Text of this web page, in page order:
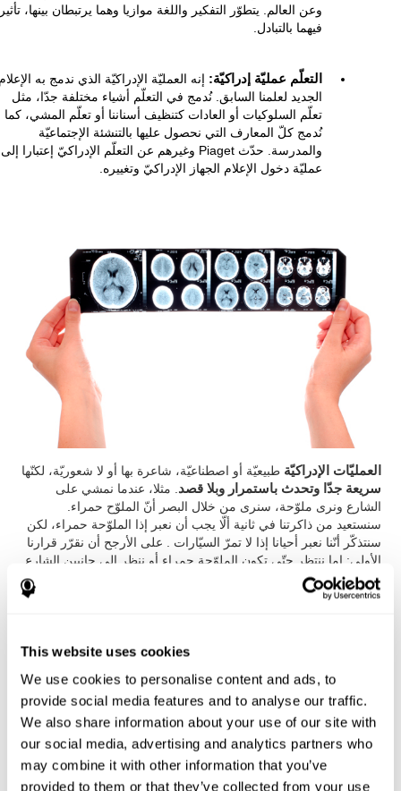
This website uses cookies
We use cookies to personalise content and ads, to
provide social media features and to analyse our traffic.
We also share information about your use of our site with
our social media, advertising and analytics partners who
may combine it with other information that you’ve
provided to them or that they’ve collected from your use
وعن العالم. يتطوّر التفكير واللغة موازيا وهما يرتبطان بينها،
فيهما بالتبادل.
التعلّم عمليّة إدراكيّة: إنه العمليّة الإدراكيّة الذي ندمج به
الجديد لعلمنا السابق. نُدمج في التعلّم أشياء مختلفة جدّا، مثل
تعلّم السلوكيات أو العادات كتنظيف أسناننا أو تعلّم المشي، كما
نُدمج كلّ المعارف التي نحصول عليها بالتنشئة الإجتماعيّة
والمدرسة. حدّث Piaget وغيرهم عن التعلّم الإدراكيّ إعتبارا إلى
عمليّة دخول الإعلام الجهاز الإدراكيّ وتغييره.
العمليّات الإدراكيّة طبيعيّة أو اصطناعيّة، شاعرة بها أو لا شعوريّة، لكنّها
سريعة جدّا وتحدث باستمرار وبلا قصد . مثلا، عندما نمشي على
الشارع ونرى ملوّحة، سنرى من خلال البصر أنّ الملوّح حمراء.
سنستعيد من ذاكرتنا في ثانية ألّا يجب أن نعبر إذا الملوّحة حمراء، لكن
سنتذكّر أنّنا نعبر أحيانا إذا لا تمرّ السيّارات . على الأرجح أن نقرّر قرارنا
الأولى: إما ننتظر حتّى تكون الملوّحة حمراء أو ننظر إلى جانبين الشارع
اتّجاه انتباهنا ثانية) لنرى إذا مرّ السيّارات أو كان العبر آمناً.
بعض الآلة والتخطيط لتحسّن إدراكك وأدائك الإدراكيّ:
برنامج التنبيه الإدراكيّ لكوجنيفيت:
والعلماء النفسانيّين الإدراكيّين الكامل الذين ينظرون في عمليّات الدونية
المتشابة والتجدّد العصبيّ.
تحتاج إلى 15 دقيقة يوميّا فقط (3-2 أيام
في الأسبوع) لتنبّه الأهليّات والعمليّات الإدراكيّة. يُدخل هذا البرنامج
على الإنترنتوهو يتّجه إلى الأشخاص، الباحثين، المحترفين في المجال